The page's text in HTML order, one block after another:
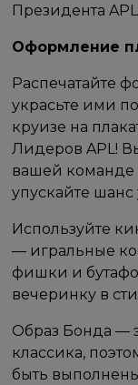
Президента
Оформление
Распечатайте
украсьте ими
круизе на
Лидеров APL!
вашей команде
упускайте шанс
Используйте
— игральные
фишки и
вечеринку в
Образ Бонда —
классика,
быть